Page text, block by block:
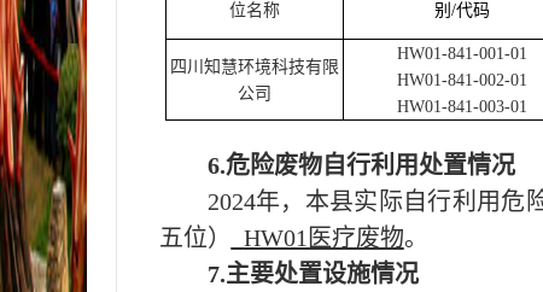
位名称
别/代码
四川知慧环境科技有限
公司
HW01-841-001-01
HW01-841-002-01
HW01-841-003-01
6.危险废物自行利用处置情况
2024年，本县实际自行利用危
五位）
HW01医疗废物。
7.主要处置设施情况